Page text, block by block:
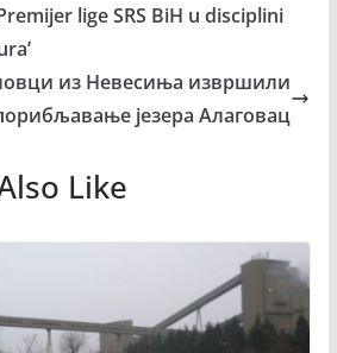
lige SRS BiH u disciplini
из Hевесиња извршили
језера Aлаговац
Like